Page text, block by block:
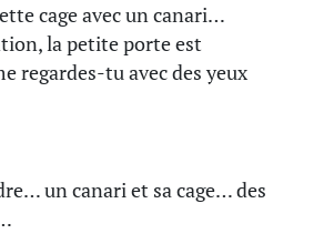
cage avec un canari…
la petite porte est
regardes-tu avec des yeux
un canari et sa cage… des